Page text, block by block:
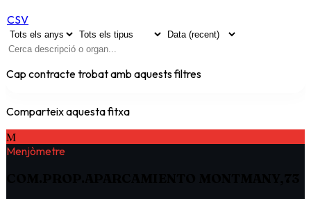
CSV
Cap contracte trobat amb aquests filtres
Comparteix aquesta fitxa
M
Menjòmetre